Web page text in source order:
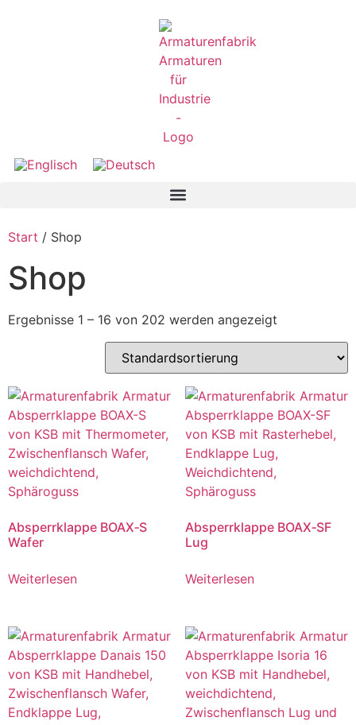
Start / Shop
Shop
Ergebnisse 1 – 16 von 202 werden angezeigt
Absperrklappe BOAX‑S
Wafer
Weiterlesen
Absperrklappe BOAX‑SF
Lug
Weiterlesen